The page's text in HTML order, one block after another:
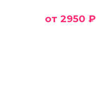
от 2950 ₽